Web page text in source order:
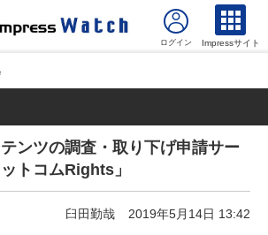
Impressサイト
ンツの調査・取り下げ申請サー
トコムRights」
臼田勤哉 2019年5月14日 13:42